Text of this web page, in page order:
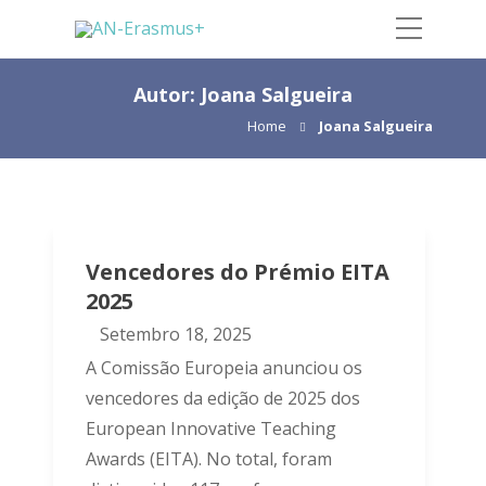
Autor: Joana Salgueira
Home Joana Salgueira
Vencedores do Prémio EITA
2025
Setembro 18, 2025
A Comissão Europeia anunciou os
vencedores da edição de 2025 dos
European Innovative Teaching
Awards (EITA). No total, foram